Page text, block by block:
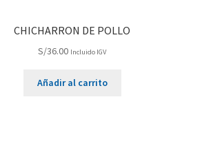
CHICHARRON DE POLLO
S/36.00 Incluido IGV
Añadir al carrito